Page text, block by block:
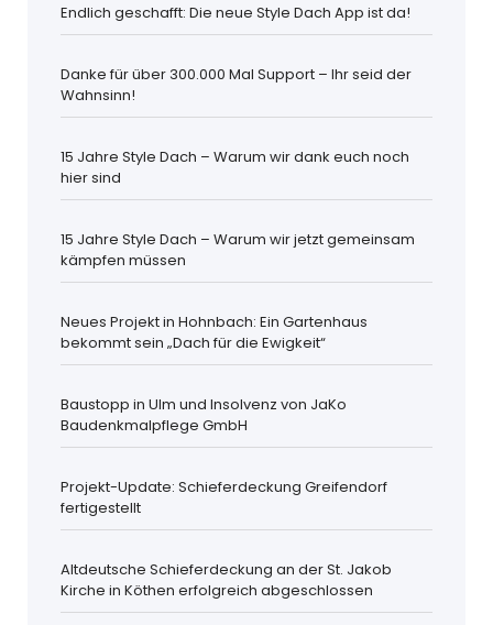
Endlich geschafft: Die neue Style Dach App ist da!
Danke für über 300.000 Mal Support – Ihr seid der
Wahnsinn!
15 Jahre Style Dach – Warum wir dank euch noch
hier sind
15 Jahre Style Dach – Warum wir jetzt gemeinsam
kämpfen müssen
Neues Projekt in Hohnbach: Ein Gartenhaus
bekommt sein „Dach für die Ewigkeit“
Baustopp in Ulm und Insolvenz von JaKo
Baudenkmalpflege GmbH
Projekt-Update: Schieferdeckung Greifendorf
fertigestellt
Altdeutsche Schieferdeckung an der St. Jakob
Kirche in Köthen erfolgreich abgeschlossen